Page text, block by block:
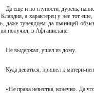
Да еще и по глупости, дурень,
а характерец у нее тот
даже тунеядцем да пьяницей
получил, в Афганистане.
Не выдержал, ушел из дому.
Куда деваться, пришел к матери-
«Не права невестка, конечно. Да